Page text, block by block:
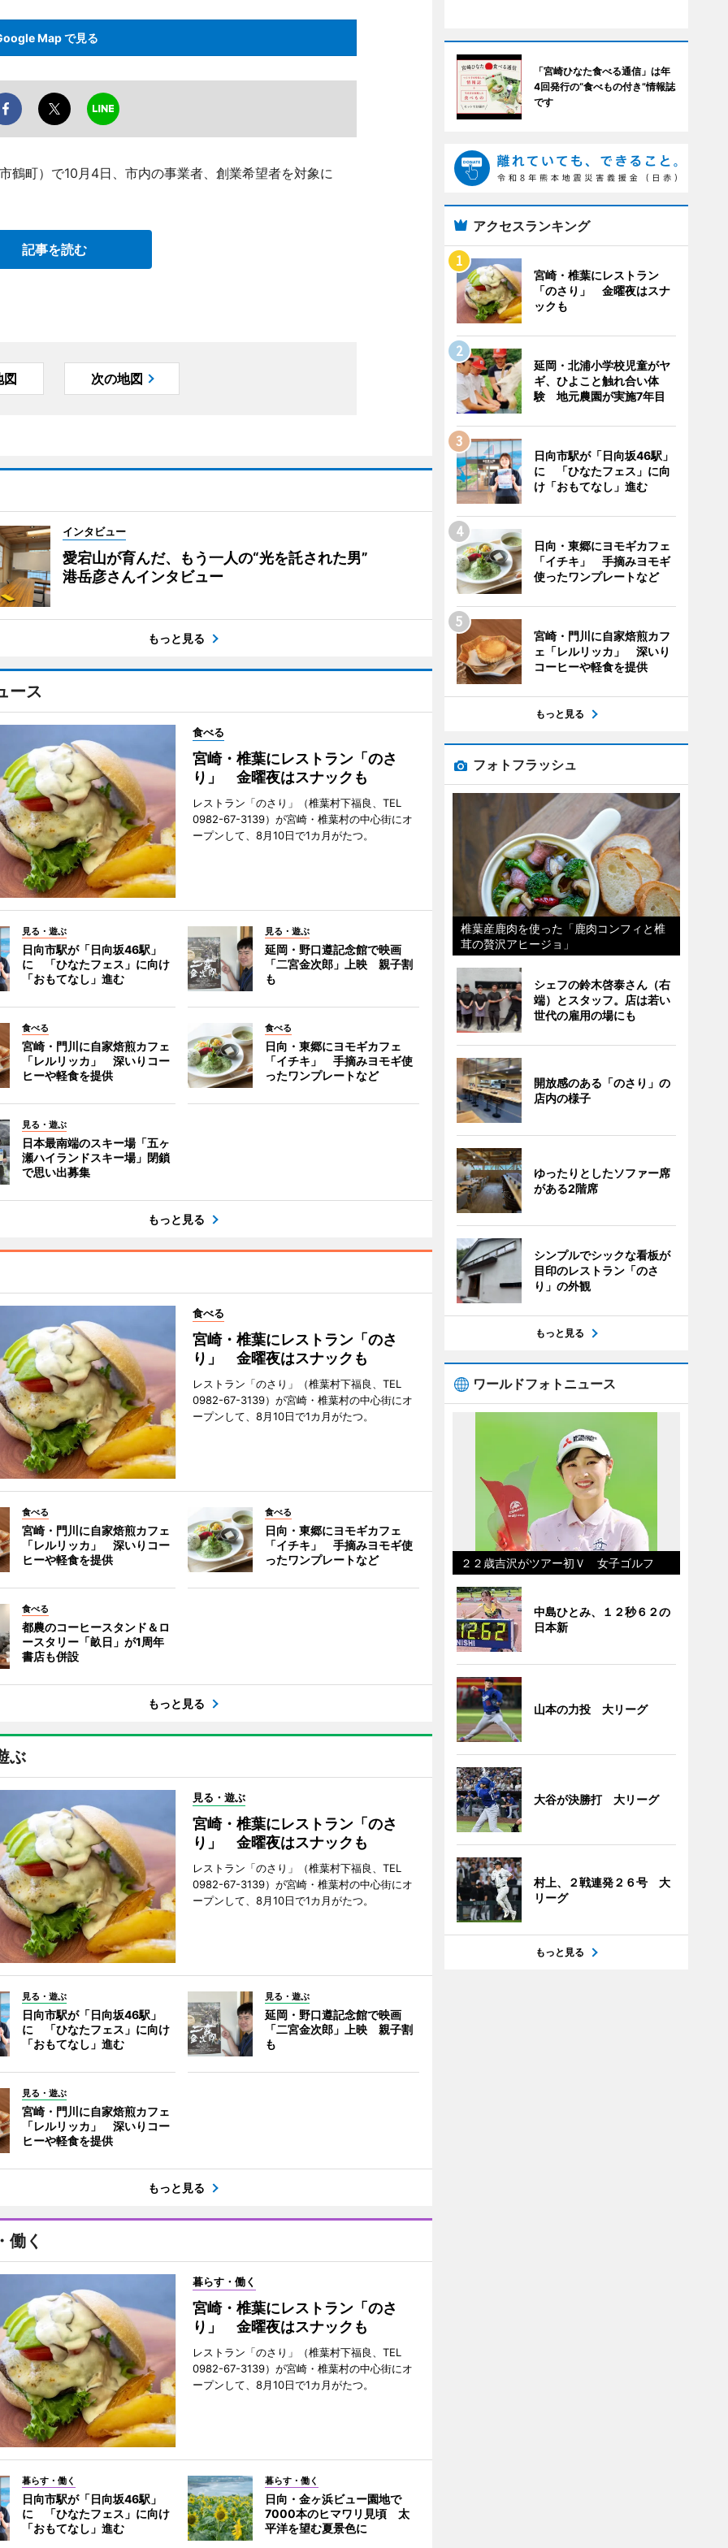
Map で見る
鶴町）で10月4日、市内の事業者、創業希望者を対象に
記事を読む
図 次の地図
インタビュー
愛宕山が育んだ、もう一人の“光を託された男”
港岳彦さんインタビュー
もっと見る
ース
食べる
宮崎・椎葉にレストラン「のさ
り」 金曜夜はスナックも
レストラン「のさり」（椎葉村下福良、TEL
0982-67-3139）が宮崎・椎葉村の中心街にオ
ープンして、8月10日で1カ月がたつ。
見る・遊ぶ
日向市駅が「日向坂46駅」
に 「ひなたフェス」に向け
「おもてなし」進む
見る・遊ぶ
延岡・野口遵記念館で映画
「二宮金次郎」上映 親子割
も
食べる
宮崎・門川に自家焙煎カフェ
「レルリッカ」 深いりコー
ヒーや軽食を提供
食べる
日向・東郷にヨモギカフェ
「イチキ」 手摘みヨモギ使
ったワンプレートなど
見る・遊ぶ
日本最南端のスキー場「五ヶ
瀬ハイランドスキー場」閉鎖
で思い出募集
もっと見る
食べる
宮崎・椎葉にレストラン「のさ
り」 金曜夜はスナックも
レストラン「のさり」（椎葉村下福良、TEL
0982-67-3139）が宮崎・椎葉村の中心街にオ
ープンして、8月10日で1カ月がたつ。
食べる
宮崎・門川に自家焙煎カフェ
「レルリッカ」 深いりコー
ヒーや軽食を提供
食べる
日向・東郷にヨモギカフェ
「イチキ」 手摘みヨモギ使
ったワンプレートなど
食べる
都農のコーヒースタンド＆ロ
ースタリー「畝日」が1周年
書店も併設
もっと見る
ぶ
見る・遊ぶ
宮崎・椎葉にレストラン「のさ
り」 金曜夜はスナックも
レストラン「のさり」（椎葉村下福良、TEL
0982-67-3139）が宮崎・椎葉村の中心街にオ
ープンして、8月10日で1カ月がたつ。
見る・遊ぶ
日向市駅が「日向坂46駅」
に 「ひなたフェス」に向け
「おもてなし」進む
見る・遊ぶ
延岡・野口遵記念館で映画
「二宮金次郎」上映 親子割
も
見る・遊ぶ
宮崎・門川に自家焙煎カフェ
「レルリッカ」 深いりコー
ヒーや軽食を提供
もっと見る
働く
暮らす・働く
宮崎・椎葉にレストラン「のさ
り」 金曜夜はスナックも
レストラン「のさり」（椎葉村下福良、TEL
0982-67-3139）が宮崎・椎葉村の中心街にオ
ープンして、8月10日で1カ月がたつ。
暮らす・働く
日向市駅が「日向坂46駅」
に 「ひなたフェス」に向け
「おもてなし」進む
暮らす・働く
日向・金ヶ浜ビュー園地で
7000本のヒマワリ見頃 太
平洋を望む夏景色に
「宮崎ひなた食べる通信」は年
4回発行の“食べもの付き”情報誌
です
アクセスランキング
宮崎・椎葉にレストラン
「のさり」 金曜夜はスナ
ックも
延岡・北浦小学校児童がヤ
ギ、ひよこと触れ合い体
験 地元農園が実施7年目
日向市駅が「日向坂46駅」
に 「ひなたフェス」に向
け「おもてなし」進む
日向・東郷にヨモギカフェ
「イチキ」 手摘みヨモギ
使ったワンプレートなど
宮崎・門川に自家焙煎カフ
ェ「レルリッカ」 深いり
コーヒーや軽食を提供
もっと見る
フォトフラッシュ
椎葉産鹿肉を使った「鹿肉コンフィと椎
茸の贅沢アヒージョ」
シェフの鈴木啓泰さん（右
端）とスタッフ。店は若い
世代の雇用の場にも
開放感のある「のさり」の
店内の様子
ゆったりとしたソファー席
がある2階席
シンプルでシックな看板が
目印のレストラン「のさ
り」の外観
もっと見る
ワールドフォトニュース
２２歳吉沢がツアー初Ｖ 女子ゴルフ
中島ひとみ、１２秒６２の
日本新
山本の力投 大リーグ
大谷が決勝打 大リーグ
村上、２戦連発２６号 大
リーグ
もっと見る